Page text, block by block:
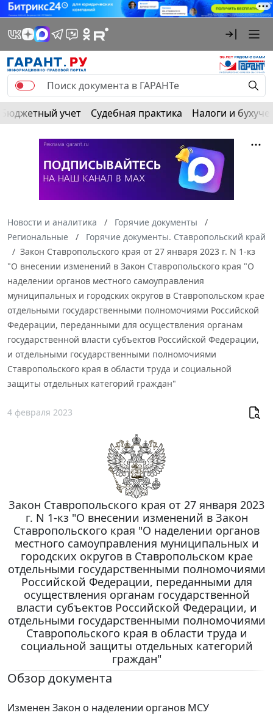
Бюджетный учет Судебная практика Налоги и
Новости и аналитика
Горячие документы
Региональные
Горячие документы. Ставропольский край
Закон Ставропольского края от 27 января 2023 г. N 1-кз
"О внесении изменений в Закон Ставропольского края "О
наделении органов местного самоуправления
муниципальных и городских округов в Ставропольском крае
отдельными государственными полномочиями Российской
Федерации, переданными для осуществления органам
государственной власти субъектов Российской Федерации,
и отдельными государственными полномочиями
Ставропольского края в области труда и социальной
защиты отдельных категорий граждан"
4 февраля 2023
Закон Ставропольского края от 27 января 2023
г. N 1-кз "О внесении изменений в Закон
Ставропольского края "О наделении органов
местного самоуправления муниципальных и
городских округов в Ставропольском крае
отдельными государственными полномочиями
Российской Федерации, переданными для
осуществления органам государственной
власти субъектов Российской Федерации, и
отдельными государственными полномочиями
Ставропольского края в области труда и
социальной защиты отдельных категорий
граждан"
Обзор документа
Изменен Закон о наделении органов МСУ